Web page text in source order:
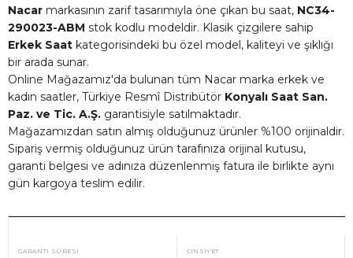
Nacar markasının zarif tasarımıyla öne çıkan bu saat, NC34-
290023-ABM stok kodlu modeldir. Klasik çizgilere sahip
Erkek Saat kategorisindeki bu özel model, kaliteyi ve şıklığı
bir arada sunar.
Online Mağazamız'da bulunan tüm Nacar marka erkek ve
kadın saatler, Türkiye Resmî Distribütör Konyalı Saat San.
Paz. ve Tic. A.Ş. garantisiyle satılmaktadır.
Mağazamızdan satın almış olduğunuz ürünler %100 orijinaldir.
Sipariş vermiş olduğunuz ürün tarafınıza orijinal kutusu,
garanti belgesi ve adınıza düzenlenmiş fatura ile birlikte aynı
gün kargoya teslim edilir.
GARANTI SÜRESI CINSIYET